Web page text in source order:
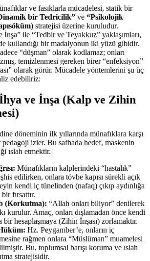
ve fasıklarla mücadelesi, statik bir
bir Tedricilik” ve “Psikolojik
stratejisi üzerine kuruludur.
ile “Tedbir ve Teyakkuz” yaklaşımları,
kullandığı bir madalyonun iki yüzü gibidir.
“düşman” olarak kodlamaz; onları
temizlenmesi gereken birer “enfeksiyon”
olarak görür. Mücadele yöntemlerini şu üç
edebiliriz:
ve İnşa (Kalp ve Zihin
döneminin ilk yıllarında münafıklara karşı
pedagoji izler. Bu safhada hedef, maskenin
ıslah etmektir.
Münafıkların kalplerindeki “hastalık”
edilirken, onlara tövbe kapısı sürekli açık
kendi iç tünelinden (nafaq) çıkıp aydınlığa
fırsattır.
(Korkutma): “Allah onları biliyor” denilerek
kurulur. Amaç, onları dışlamadan önce kendi
bir hesaplaşmaya (Zihin İnşası) zorlamaktır.
Hz. Peygamber’e, onların iç
rağmen onlara “Müslüman” muamelesi
Bu, toplumsal barışı koruma ve ıslah
stratejisidir.